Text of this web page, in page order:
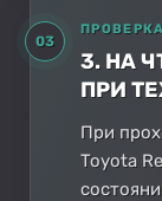
03
ПРОВЕРКА
3. НА
ПРИ
При
Toyota